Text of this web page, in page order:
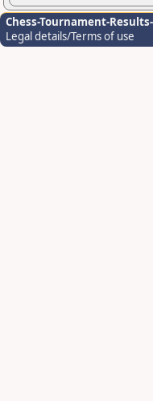
Chess-Tournament-
Legal details/Terms of use